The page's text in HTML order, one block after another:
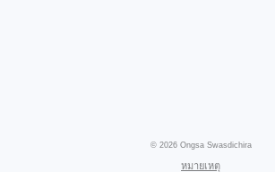
© 2026 Ongsa Swasdichira
หมายเหตุ